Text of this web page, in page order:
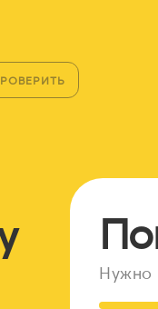
Нужно